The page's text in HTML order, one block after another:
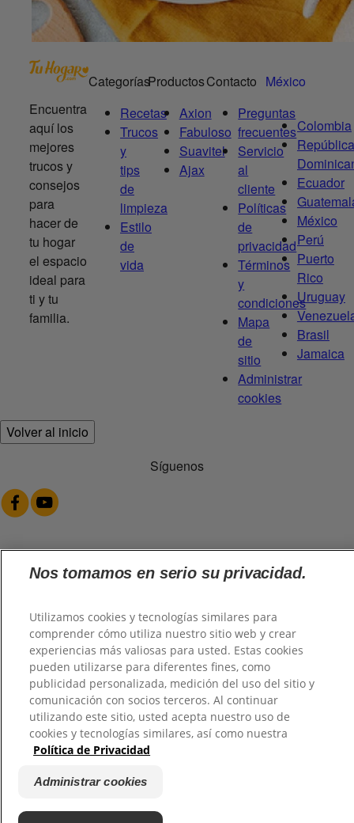
Encuentra
aquí los
mejores
trucos y
consejos
para
hacer de
tu hogar
el espacio
ideal para
ti y tu
familia.
Categorías
Recetas
Trucos
y
tips
de
limpieza
Estilo
de
vida
Productos
Axion
Fabuloso
Suavitel
Ajax
Contacto
Preguntas
frecuentes
Servicio
al
cliente
Políticas
de
privacidad
Términos
y
condiciones
Mapa
de
sitio
Administrar
cookies
México
Colombia
República
Ecuador
México
Perú
Puerto
Rico
Uruguay
Brasil
Jamaica
Volver al inicio
Síguenos
@2026 TuHogar. Todos los derechos reservados.
Nos tomamos en serio su privacidad.
Utilizamos cookies y tecnologías similares para
comprender cómo utiliza nuestro sitio web y crear
experiencias más valiosas para usted. Estas cookies
pueden utilizarse para diferentes fines, como
publicidad personalizada, medición del uso del sitio y
comunicación con socios terceros. Al continuar
utilizando este sitio, usted acepta nuestro uso de
cookies y tecnologías similares, así como nuestra
Política de Privacidad
Administrar cookies